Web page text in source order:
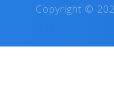
Copyright ©